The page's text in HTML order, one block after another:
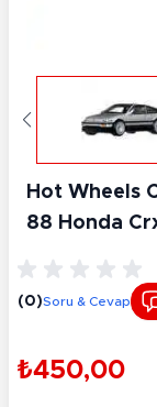
Hot Wheels
88 Honda
(0)Soru & Cevap
₺450,00